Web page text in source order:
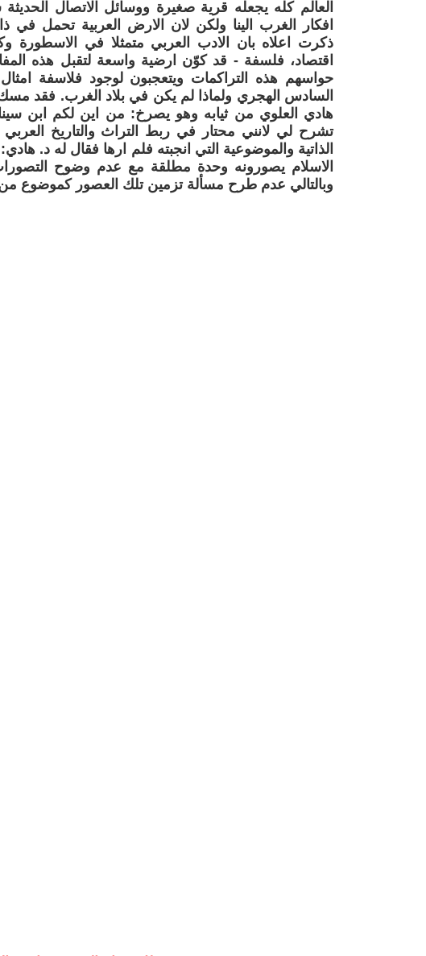
العالم كله يجعله قرية صغيرة ووسائل الاتصال
افكار الغرب الينا ولكن لان الارض العربية تحمل في
ذكرت اعلاه بان الادب العربي متمثلا في الاسطورة
اقتصاد، فلسفة - قد كوّن ارضية واسعة لتقبل هذه
حواسهم هذه التراكمات ويتعجبون لوجود فلاسفة
السادس الهجري ولماذا لم يكن في بلاد الغرب. فقد مسك
هادي العلوي من ثيابه وهو يصرخ: من اين لكم ابن
تشرح لي لانني محتار في ربط التراث والتاريخ
الذاتية والموضوعية التي انجبته فلم ارها فقال له د.
الاسلام يصورونه وحدة مطلقة مع عدم وضوح
وبالتالي عدم طرح مسألة تزمين تلك العصور كموضوع